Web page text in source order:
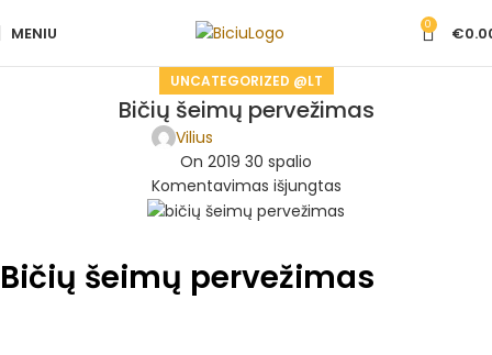
MENIU 0 €
UNCATEGORIZED @LT
Bičių šeimų pervežimas
Vilius
On 2019 30 spalio
Komentavimas išjungtas
Bičių šeimų pervežimas